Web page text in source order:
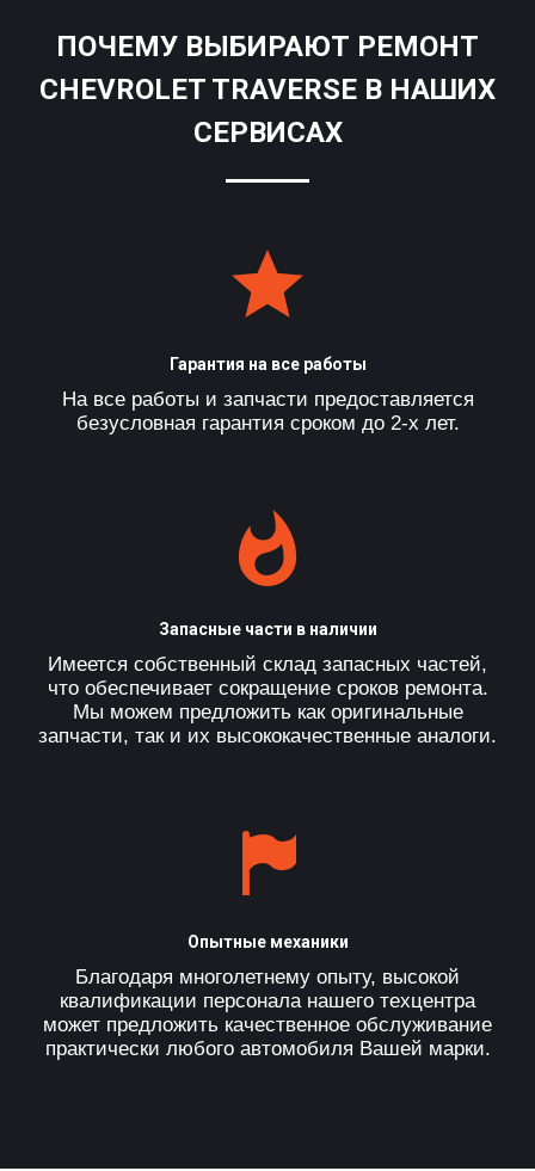
ПОЧЕМУ ВЫБИРАЮТ РЕМОНТ
CHEVROLET TRAVERSE В НАШИХ
СЕРВИСАХ
Гарантия на все работы
На все работы и запчасти предоставляется
безусловная гарантия сроком до 2-х лет.
Запасные части в наличии
Имеется собственный склад запасных частей,
что обеспечивает сокращение сроков ремонта.
Мы можем предложить как оригинальные
запчасти, так и их высококачественные аналоги.
Опытные механики
Благодаря многолетнему опыту, высокой
квалификации персонала нашего техцентра
может предложить качественное обслуживание
практически любого автомобиля Вашей марки.